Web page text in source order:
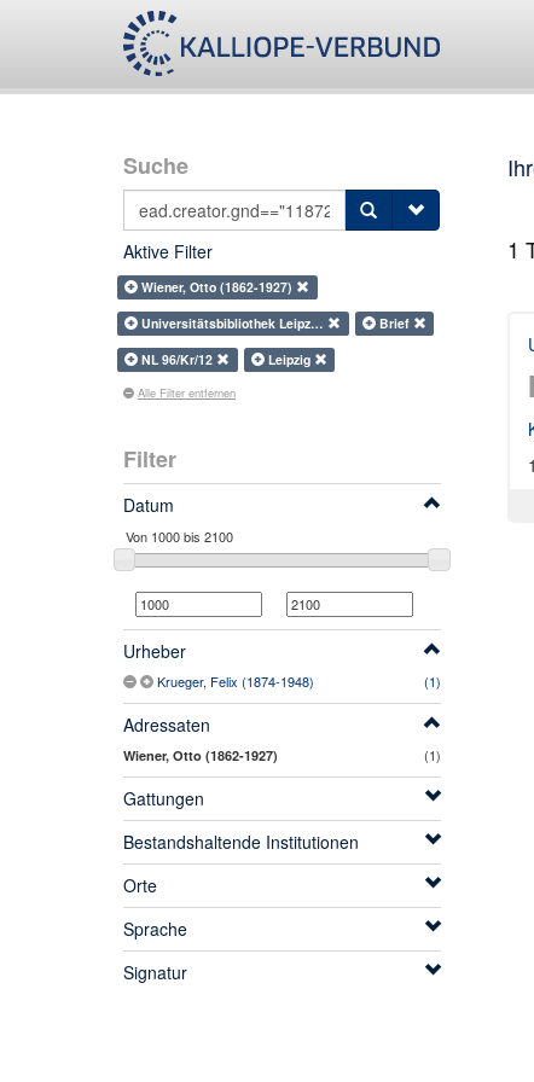
Suche
Aktive Filter
Wiener, Otto (1862-1927)
Universitätsbibliothek Leipz…
Brief
NL 96/Kr/12
Leipzig
Alle Filter entfernen
Filter
Datum
Urheber
Krueger, Felix (1874-1948) (1)
Adressaten
Wiener, Otto (1862-1927) (1)
Gattungen
Bestandshaltende Institutionen
Orte
Sprache
Signatur
1